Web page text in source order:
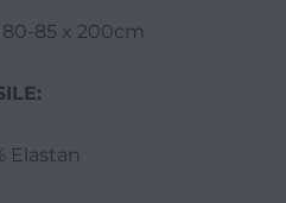
85 x 200cm
Elastan